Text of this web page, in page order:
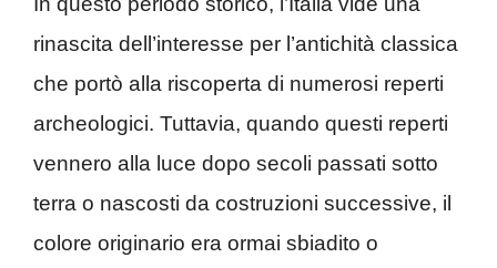
rinascita dell’interesse per l’antichità classica
che portò alla riscoperta di numerosi reperti
archeologici. Tuttavia, quando questi reperti
vennero alla luce dopo secoli passati sotto
terra o nascosti da costruzioni successive, il
colore originario era ormai sbiadito o